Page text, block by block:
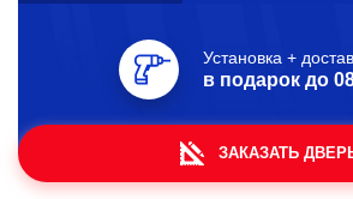
Установка +
в подарок до
ЗАКАЗАТЬ